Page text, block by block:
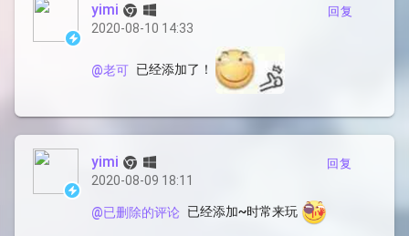
yimi
2020-08-10 14:33
回复
@老可 已经添加了！
yimi
2020-08-09 18:11
回复
@已删除的评论 已经添加~时常来玩